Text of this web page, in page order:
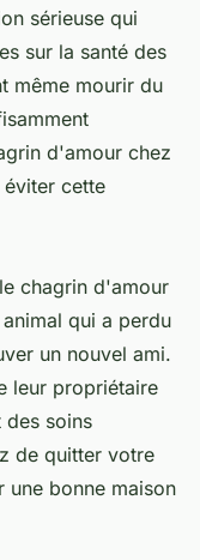
sérieuse qui
sur la santé des
même mourir du
d'amour chez
cette
chagrin d'amour
qui a perdu
un nouvel ami.
leur propriétaire
soins
de quitter votre
une bonne maison